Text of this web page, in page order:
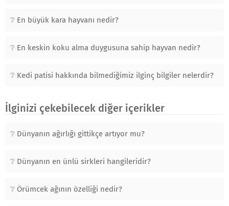
En büyük kara hayvanı nedir?
En keskin koku alma duygusuna sahip hayvan nedir?
Kedi patisi hakkında bilmediğimiz ilginç bilgiler nelerdir?
İlginizi çekebilecek diğer içerikler
Dünyanın ağırlığı gittikçe artıyor mu?
Dünyanın en ünlü sirkleri hangileridir?
Örümcek ağının özelliği nedir?